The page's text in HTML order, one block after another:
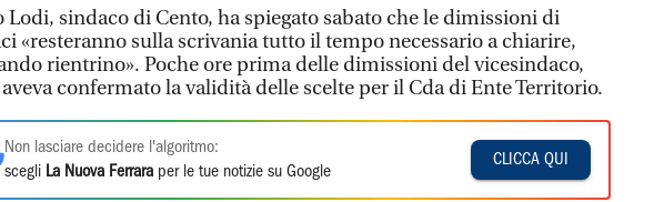
Lodi, sindaco di Cento, ha spiegato sabato che le dimissioni di
«resteranno sulla scrivania tutto il tempo necessario a chiarire,
rientrino». Poche ore prima delle dimissioni del vicesindaco,
confermato la validità delle scelte per il Cda di Ente Territorio.
Non lasciare decidere l'algoritmo:
scegli La Nuova Ferrara per le tue notizie su Google
CLICCA QUI